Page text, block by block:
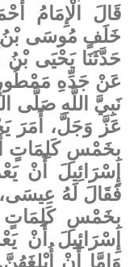
قَالَ الْإِمَامُ
خَلَفٍ مُوسَى بْنُ
حَدَّثَنَا يَحْيَى
عَنْ جَدِّهِ
نَبِيَّ اللَّهِ صَلَّى
عَزَّ وَجَلَّ، أَمَرَ
بِخَمْسِ كَلِمَاتٍ
إِسْرَائِيلَ أَنْ
فَقَالَ لَهُ
بِخَمْسِ كَلِمَاتٍ
إِسْرَائِيلَ أَنْ
وَإِمَّا أَنْ